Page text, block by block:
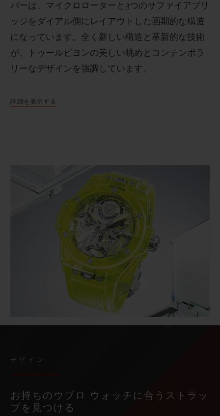
バーは、マイクロローターと 3つのサファイアブリ
ッジをダイアル側にレイアウトした画期的な構造
になっています。全く新しい構造と革新的な技術
が、トゥールビヨンの美しい眺めとコンテンポラ
リーなデザインを強調しています。
詳細を表示する
デザイン
お持ちのウブロ ウォッチに合うストラッ
プを見つける